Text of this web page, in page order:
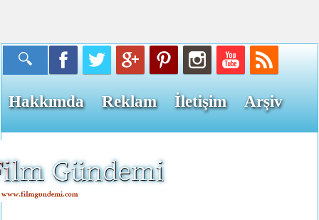
Hakkımda Reklam İletişim Arşiv